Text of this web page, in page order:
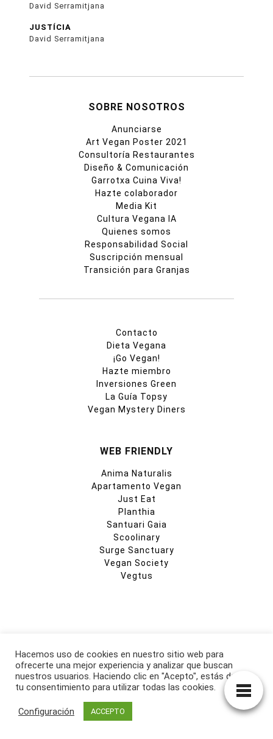
David Serramitjana
JUSTÍCIA
David Serramitjana
SOBRE NOSOTROS
Anunciarse
Art Vegan Poster 2021
Consultoría Restaurantes
Diseño & Comunicación
Garrotxa Cuina Viva!
Hazte colaborador
Media Kit
Cultura Vegana IA
Quienes somos
Responsabilidad Social
Suscripción mensual
Transición para Granjas
Contacto
Dieta Vegana
¡Go Vegan!
Hazte miembro
Inversiones Green
La Guía Topsy
Vegan Mystery Diners
WEB FRIENDLY
Anima Naturalis
Apartamento Vegan
Just Eat
Planthia
Santuari Gaia
Scoolinary
Surge Sanctuary
Vegan Society
Vegtus
CATEGORIAS
Activismo
Alimentación
Arte
Derechos Animales
Hacemos uso de cookies en nuestro sitio web para
ofrecerte una mejor experiencia y analizar que buscan
nuestros usuarios. Haciendo clic en "Acepto", estás dando
tu consentimiento para utilizar todas las cookies.
Configuración ACCEPTO